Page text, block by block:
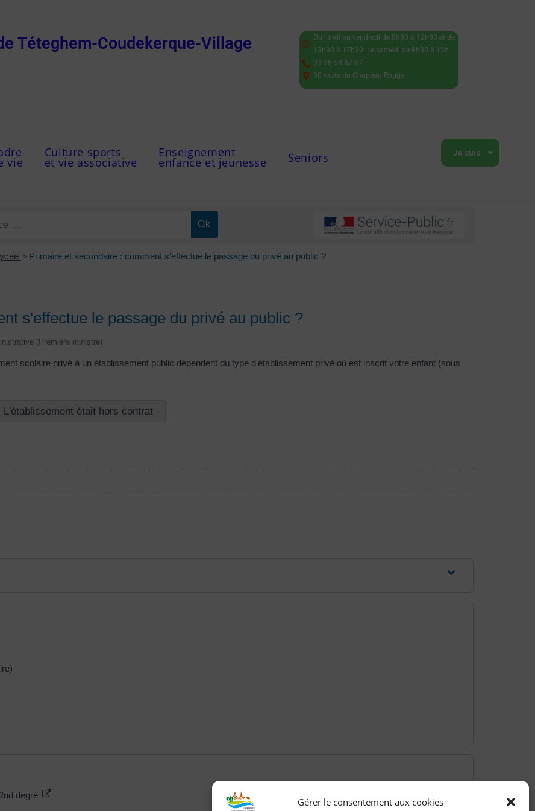
Gérer le consentement aux cookies
Téteghem-Coudekerque-Village
Du lundi au vendredi de 8h30 à 12h30 et de
13h30 à 17h30. Le samedi de 8h30 à 12h.
03 28 58 87 87
90 route du Chapeau Rouge
vie
Culture sports
et vie associative
Enseignement
enfance et jeunesse Seniors Je suis
> Primaire et secondaire : comment s'effectue le passage du privé au public ?
s'effectue le passage du privé au public ?
(Première ministre)
scolaire privé à un établissement public dépendent du type d'établissement privé où est inscrit votre enfant (sous
L'établissement était hors contrat
degré